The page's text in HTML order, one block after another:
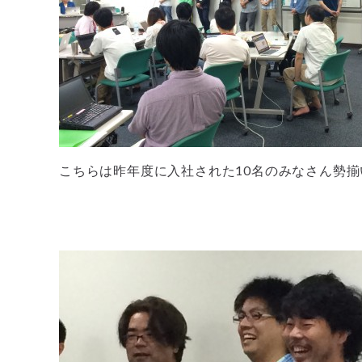
こちらは昨年度に入社された10名のみなさん勢